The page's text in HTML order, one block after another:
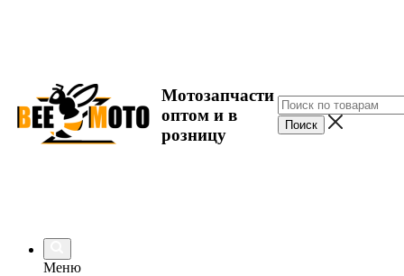
Мотозапчасти
оптом и в
розницу
Меню